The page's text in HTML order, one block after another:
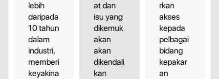
lebih
daripada
10 tahun
dalam
industri,
memberi
keyakina
at dan
isu yang
dikemuk
akan
akan
dikendali
kan
rkan
akses
kepada
pelbagai
bidang
kepakar
an